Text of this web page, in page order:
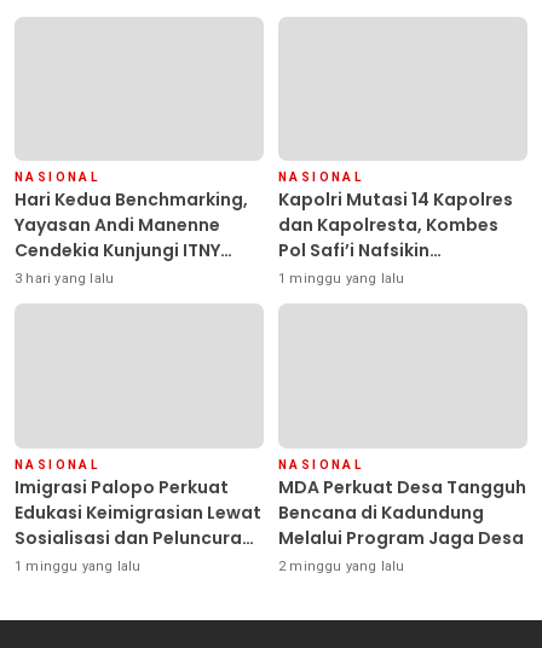
NASIONAL
Hari Kedua Benchmarking,
Yayasan Andi Manenne
Cendekia Kunjungi ITNY
Yogyakarta
3 hari yang lalu
NASIONAL
Kapolri Mutasi 14 Kapolres
dan Kapolresta, Kombes
Pol Safi’i Nafsikin
Mengemban Amanah
Pimpin Polresta Kendari
1 minggu yang lalu
NASIONAL
Imigrasi Palopo Perkuat
Edukasi Keimigrasian Lewat
Sosialisasi dan Peluncuran
Inovasi Chatbot “IT CHIKA”
1 minggu yang lalu
NASIONAL
MDA Perkuat Desa Tangguh
Bencana di Kadundung
Melalui Program Jaga Desa
2 minggu yang lalu